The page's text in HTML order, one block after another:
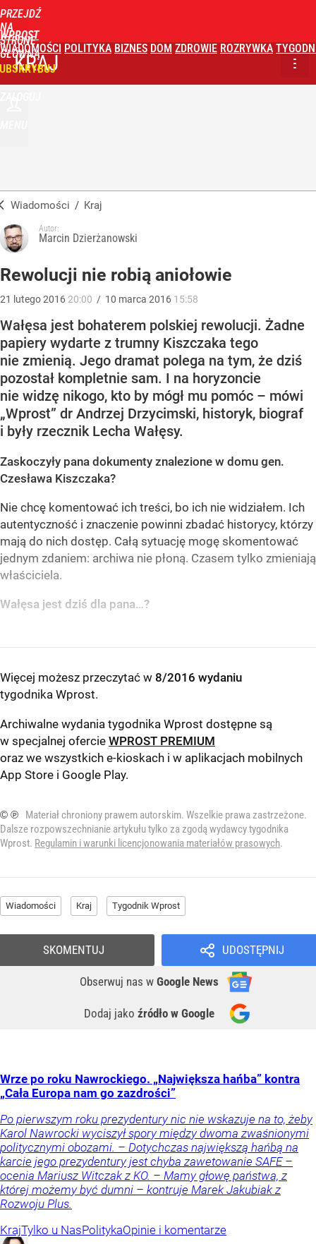
PRZEJDŹ
NA
STRONĘ
GŁÓWNĄ
WPROST
WIADOMOŚCI POLITYKA BIZNES DOM ZDROWIE ROZRYWKA
KRAJ
Wiadomości / Kraj
Autor:
Marcin Dzierżanowski
Rewolucji nie robią aniołowie
21 lutego2016 20:00 / 10 marca 2016 15:58
Wałęsa jest bohaterem polskiej rewolucji. Żadne
papiery wydarte z trumny Kiszczaka tego
nie zmienią. Jego dramat polega na tym, że dziś
pozostał kompletnie sam. I na horyzoncie
nie widzę nikogo, kto by mógł mu pomóc – mówi
„Wprost” dr Andrzej Drzycimski, historyk, biograf
i były rzecznik Lecha Wałęsy.
Zaskoczyły pana dokumenty znalezione w domu gen.
Czesława Kiszczaka?
Nie chcę komentować ich treści, bo ich nie widziałem. Ich
autentyczność i znaczenie powinni zbadać historycy, którzy
mają do nich dostęp. Całą sytuację mogę skomentować
jednym zdaniem: archiwa nie płoną. Czasem tylko zmieniają
właściciela.
Wałęsa jest dziś dla pana…?
Więcej możesz przeczytać w 8/2016 wydaniu
tygodnika Wprost.
Archiwalne wydania tygodnika Wprost dostępne są
w specjalnej ofercie WPROST PREMIUM
oraz we wszystkich e-kioskach i w aplikacjach mobilnych
App Store i Google Play.
© ℗
Materiał chroniony prawem autorskim. Wszelkie prawa zastrzeżone.
Dalsze rozpowszechnianie artykułu tylko za zgodą wydawcy tygodnika
Wprost. Regulamin i warunki licencjonowania materiałów prasowych.
Wiadomości Kraj Tygodnik Wprost
UDOSTĘPNIJ
Obserwuj nas w Google News
Dodaj jako źródło w Google
SKOMENTUJ
Wrze po roku Nawrockiego. „Największa hańba” kontra
„Cała Europa nam go zazdrości”
Po pierwszym roku prezydentury nic nie wskazuje na to, żeby
Karol Nawrocki wyciszył spory między dwoma zwaśnionymi
politycznymi obozami. – Dotychczas największą hańbą na
karcie jego prezydentury jest chyba zawetowanie SAFE –
ocenia Mariusz Witczak z KO. – Mamy głowę państwa, z
której możemy być dumni – kontruje Marek Jakubiak z
Rozwoju Plus.
KrajTylko u NasPolitykaOpinie i komentarze